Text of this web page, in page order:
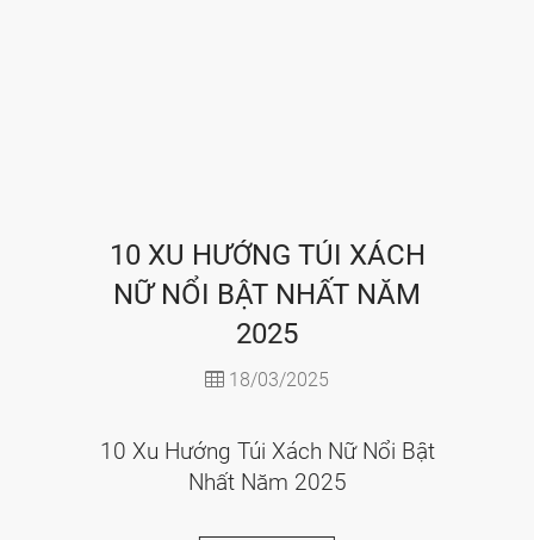
10 XU HƯỚNG TÚI XÁCH
NỮ NỔI BẬT NHẤT NĂM
2025
18/03/2025
10 Xu Hướng Túi Xách Nữ Nổi Bật
Nhất Năm 2025